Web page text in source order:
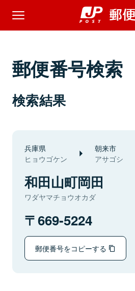
郵便番号検索
検索結果
兵庫県
ヒョウゴケン
朝来市
アサゴシ
和田山町岡田
ワダヤマチョウオカダ
669-5224
郵便番号をコピーする